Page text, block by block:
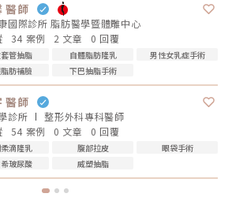
醫師
國際診所 脂肪醫學暨體雕中心
34 案例 2 文章 0 回覆
管抽脂 自體脂肪隆乳
男性女乳症手術
肪補臉
下巴抽脂手術
醫師
診所 整形外科專科醫師
54 案例 0 文章 0 回覆
滴隆乳 腹部拉皮
眼袋手術
玻尿酸
威塑抽脂